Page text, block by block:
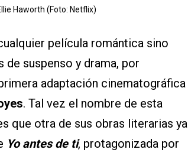
Haworth (Foto: Netflix)
película romántica sino
suspenso y drama, por
adaptación cinematográfica
. Tal vez el nombre de esta
que otra de sus obras literarias ya
Yo antes de ti, protagonizada por